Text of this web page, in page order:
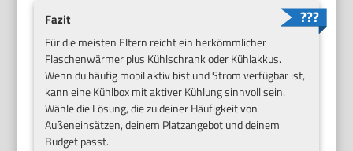
Fazit
Für die meisten Eltern reicht ein herkömmlicher
Flaschenwärmer plus Kühlschrank oder Kühlakkus.
Wenn du häufig mobil aktiv bist und Strom verfügbar ist,
kann eine Kühlbox mit aktiver Kühlung sinnvoll sein.
Wähle die Lösung, die zu deiner Häufigkeit von
Außeneinsätzen, deinem Platzangebot und deinem
Budget passt.